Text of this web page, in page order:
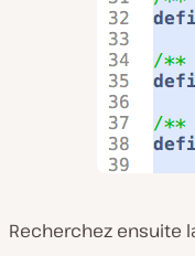
Recherchez ensuite